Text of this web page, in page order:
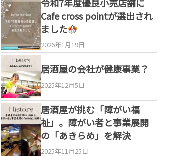
Cafe cross pointが選出され
ました
2026年1月19日
居酒屋の会社が健康事業？
2025年12月5日
居酒屋が挑む「障がい福
祉」。障がい者と事業展開
の「あきらめ」を解決
2025年11月25日